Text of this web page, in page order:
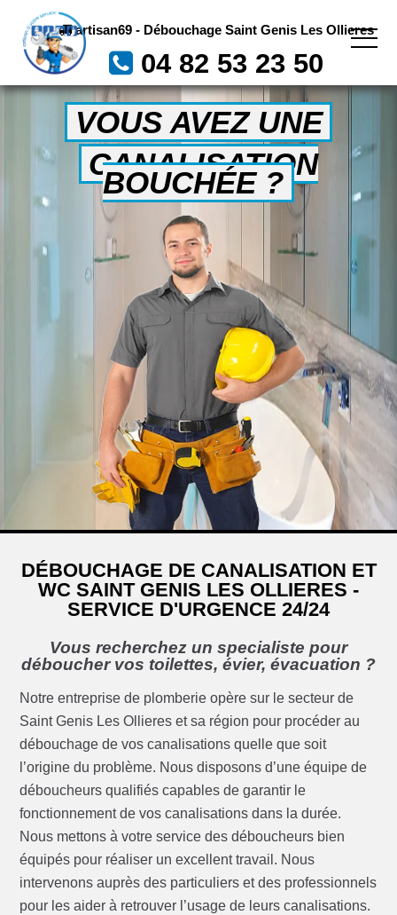
artisan69 - Débouchage Saint Genis Les Ollieres
04 82 53 23 50
VOUS AVEZ UNE
CANALISATION
BOUCHÉE ?
DÉBOUCHAGE DE CANALISATION ET
WC SAINT GENIS LES OLLIERES -
SERVICE D'URGENCE 24/24
Vous recherchez un specialiste pour
déboucher vos toilettes, évier, évacuation ?
Notre entreprise de plomberie opère sur le secteur de
Saint Genis Les Ollieres et sa région pour procéder au
débouchage de vos canalisations quelle que soit
l’origine du problème. Nous disposons d’une équipe de
déboucheurs qualifiés capables de garantir le
fonctionnement de vos canalisations dans la durée.
Nous mettons à votre service des déboucheurs bien
équipés pour réaliser un excellent travail. Nous
intervenons auprès des particuliers et des professionnels
pour les aider à retrouver l’usage de leurs canalisations.